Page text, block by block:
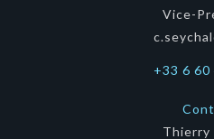
Vice-
+33 6 60
Thierry